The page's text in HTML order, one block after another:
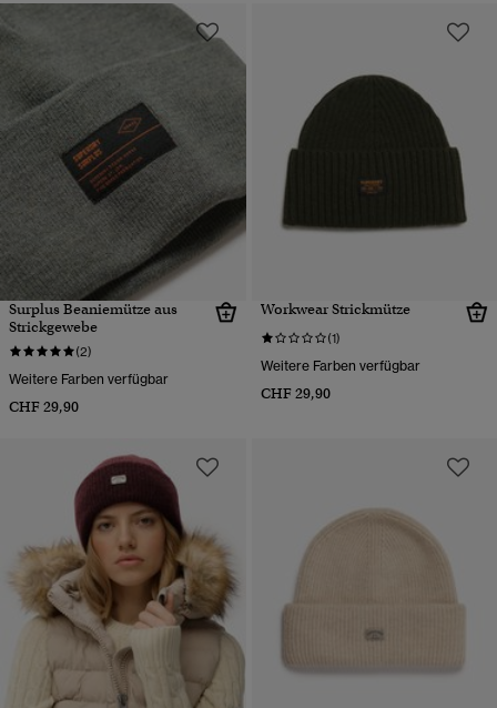
Surplus Beaniemütze aus
Strickgewebe
(2)
Weitere Farben verfügbar
CHF 29,90
Workwear Strickmütze
(1)
Weitere Farben verfügbar
CHF 29,90